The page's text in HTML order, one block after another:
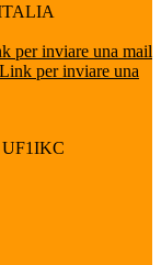
per inviare una mail
Link per inviare una
UF1IKC